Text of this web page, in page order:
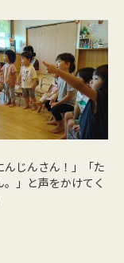
んじんさん！」「た
。」と声をかけてく